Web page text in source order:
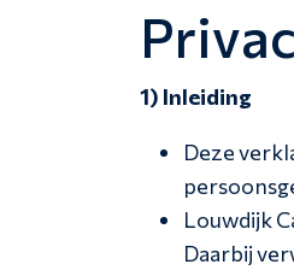
1) Inleiding
Deze
Louwdijk
Daarbij